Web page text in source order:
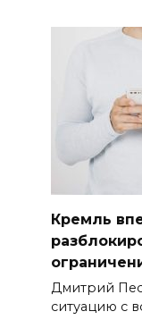
Кремль
Дмитрий
ситуацию с